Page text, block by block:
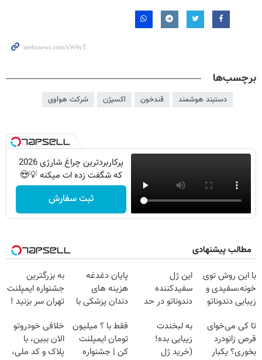
برچسب‌ها
دستبند هوشمند قندخون اکسیژن شرکت هواوی
پرکاربردترین چراغ شارژی 2026
که شگفت زده ات میکنه 💡😍
ثبت سفارش
مطالب پیشنهادی
با این روش توی
خونه،سفیدی و
زیبایی دندوناتو
(40%off)
این ژل
سفیدکننده
دندوناتو در حد
میکنه
(40%تخفیف)
پایان دغدغه
هزینه های
دندان پزشکی با
خانگی
به بزرگترین
جشنواره ایمپلنت
تهران سر بزنید !
میلیون !
تا کی می‌خوای
قرص زانودرد
بخوری؟ یکبار
به لبخندت
زیبایی بده!
(خرید ژل
فقط با ؟ میلیون
تومان ایمپلنت
کن | جشنواره
خلافی خودروتو
الان ببین، با
پلاک و کد ملی،